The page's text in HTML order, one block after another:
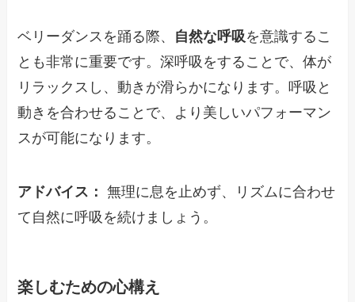
ベリーダンスを踊る際、 自然な呼吸を意識するこ
とも非常に重要です。深呼吸をすることで、体が
リラックスし、動きが滑らかになります。呼吸と
動きを合わせることで、より美しいパフォーマン
スが可能になります。
アドバイス： 無理に息を止めず、リズムに合わせ
て自然に呼吸を続けましょう。
楽しむための心構え